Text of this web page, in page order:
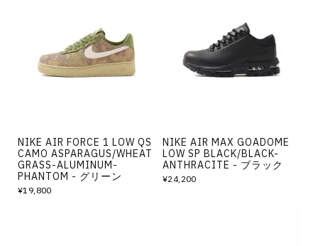
NIKE AIR FORCE 1 LOW QS
CAMO ASPARAGUS/WHEAT
GRASS-ALUMINUM-
PHANTOM - グリーン
¥19,800
NIKE AIR MAX GOADOME
LOW SP BLACK/BLACK-
ANTHRACITE - ブラック
¥24,200